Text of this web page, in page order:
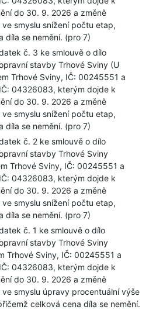
do 30. 9. 2026 a změně
smyslu snížení počtu etap,
díla se nemění. (pro 7)
č. 3 ke smlouvě o dílo
stavby Trhové Sviny (U
Trhové Sviny, IČ: 00245551 a
04326083, kterým dojde k
do 30. 9. 2026 a změně
smyslu snížení počtu etap,
díla se nemění. (pro 7)
č. 2 ke smlouvě o dílo
stavby Trhové Sviny
Trhové Sviny, IČ: 00245551 a
04326083, kterým dojde k
do 30. 9. 2026 a změně
smyslu snížení počtu etap,
díla se nemění. (pro 7)
č. 1 ke smlouvě o dílo
stavby Trhové Sviny
Trhové Sviny, IČ: 00245551 a
04326083, kterým dojde k
do 30. 9. 2026 a změně
smyslu úpravy procentuální výše
celková cena díla se nemění.